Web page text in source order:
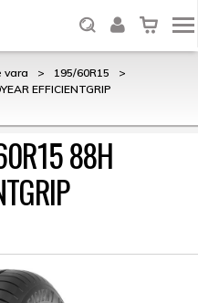
vara > 195/60R15
>
EFFICIENTGRIP
88H